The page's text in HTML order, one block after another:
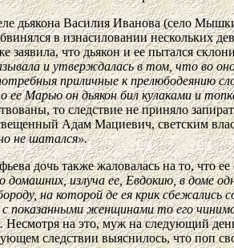
дьякона Василия Иванова (село
в изнасиловании нескольких
заявила, что дьякон и ее пытался
и утверждалась в том, что во
приличные к прелюбодеянию
ее Марью он дьякон бил кулаками и
то следствие не приняло
Адам Мациевич, светским
не шатался».
дочь также жаловалась на то, что
излуча ее, Евдокию, в доме
на которой де ея крик
показанными женщинами то его
Несмотря на это, муж на следующий
следствии выяснилось, что поп